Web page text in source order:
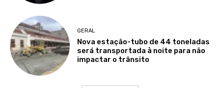
GERAL
Nova estação-tubo de 44 toneladas
será transportada à noite para não
impactar o trânsito